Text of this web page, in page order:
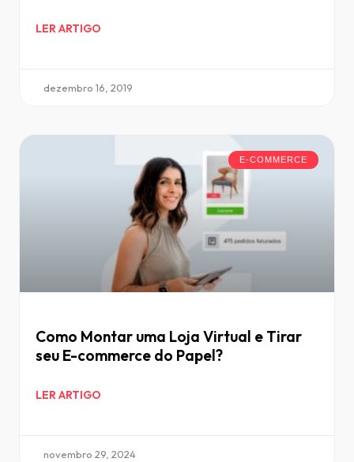
LER ARTIGO
dezembro 16, 2019
E-COMMERCE
Como Montar uma Loja Virtual e Tirar
seu E-commerce do Papel?
LER ARTIGO
novembro 29, 2024